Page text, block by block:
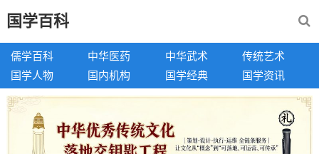
国学百科
儒学百科 中华医药 中华武术
传统艺术
国学人物
国内机构 国学经典 国学资讯